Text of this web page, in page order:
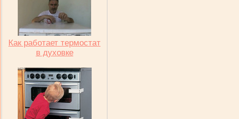
Как работает термостат
в духовке